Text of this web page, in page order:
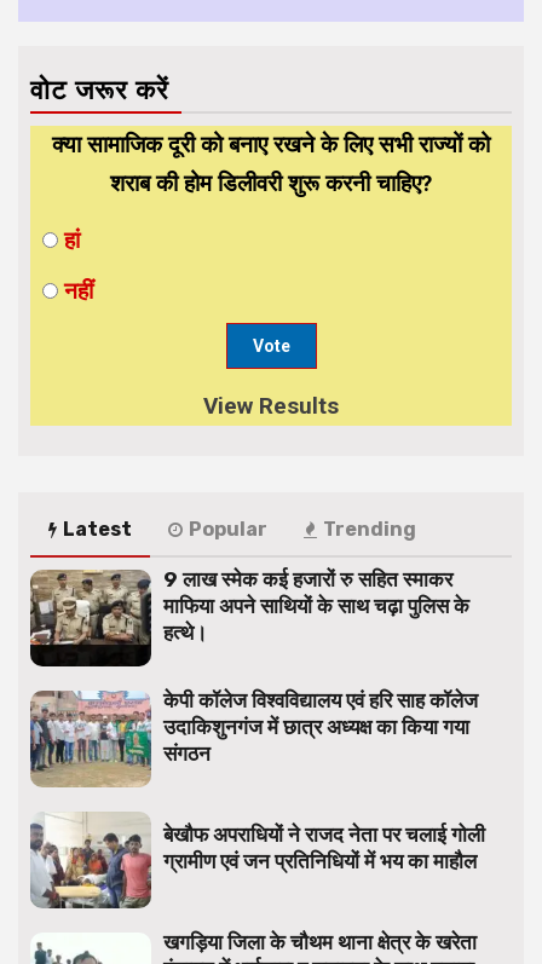
वोट जरूर करें
क्या सामाजिक दूरी को बनाए रखने के लिए सभी राज्यों को
शराब की होम डिलीवरी शुरू करनी चाहिए?
हां
नहीं
View Results
Latest Popular Trending
9 लाख स्मेक कई हजारों रु सहित स्माकर
माफिया अपने साथियों के साथ चढ़ा पुलिस के
हत्थे।
केपी कॉलेज विश्वविद्यालय एवं हरि साह कॉलेज
उदाकिशुनगंज में छात्र अध्यक्ष का किया गया
संगठन
बेखौफ अपराधियों ने राजद नेता पर चलाई गोली
ग्रामीण एवं जन प्रतिनिधियों में भय का माहौल
खगड़िया जिला के चौथम थाना क्षेत्र के खरेता